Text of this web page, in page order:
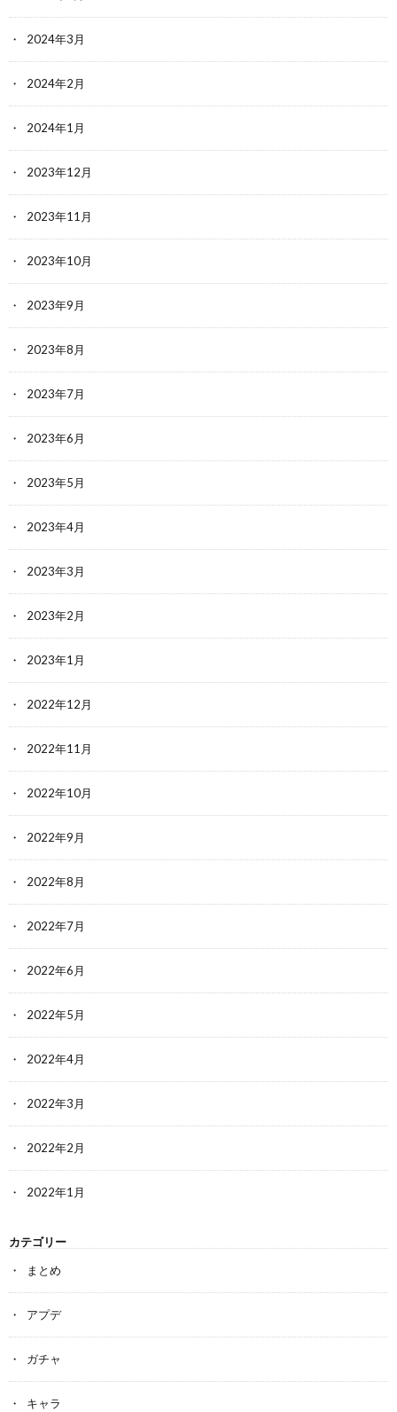
2024年3月
2024年2月
2024年1月
2023年12月
2023年11月
2023年10月
2023年9月
2023年8月
2023年7月
2023年6月
2023年5月
2023年4月
2023年3月
2023年2月
2023年1月
2022年12月
2022年11月
2022年10月
2022年9月
2022年8月
2022年7月
2022年6月
2022年5月
2022年4月
2022年3月
2022年2月
2022年1月
カテゴリー
まとめ
アプデ
ガチャ
キャラ